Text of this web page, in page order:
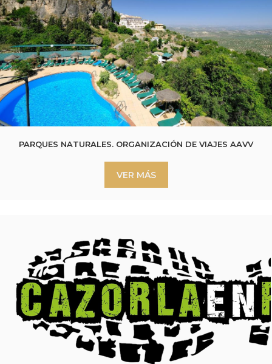
PARQUES NATURALES. ORGANIZACIÓN DE VIAJES AAVV
VER MÁS